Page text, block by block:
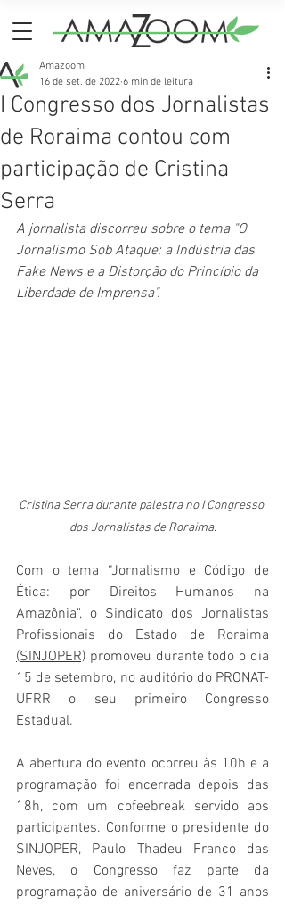
I Congresso dos Jornalistas
de Roraima contou com
participação de Cristina
Serra
Amazoom
16 de set. de 2022 6 min de leitura
A jornalista discorreu sobre o tema "O
Jornalismo Sob Ataque: a Indústria das
Fake News e a Distorção do Princípio da
Liberdade de Imprensa".
Cristina Serra durante palestra no I Congresso
dos Jornalistas de Roraima.
Com o tema “Jornalismo e Código de
Ética: por Direitos Humanos na
Amazônia", o Sindicato dos Jornalistas
(SINJOPER) promoveu durante todo o dia
15 de setembro, no auditório do PRONAT-
UFRR o seu primeiro Congresso
Estadual.
A abertura do evento ocorreu às 10h e a
programação foi encerrada depois das
18h, com um cofeebreak servido aos
participantes. Conforme o presidente do
SINJOPER, Paulo Thadeu Franco das
Neves, o Congresso faz parte da
programação de aniversário de 31 anos